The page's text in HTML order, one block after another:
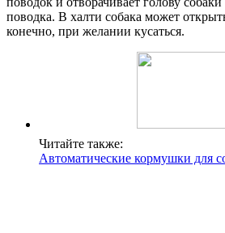
поводка. В халти собака может
конечно, при желании кусаться.
Читайте также:
Автоматические кормушки для